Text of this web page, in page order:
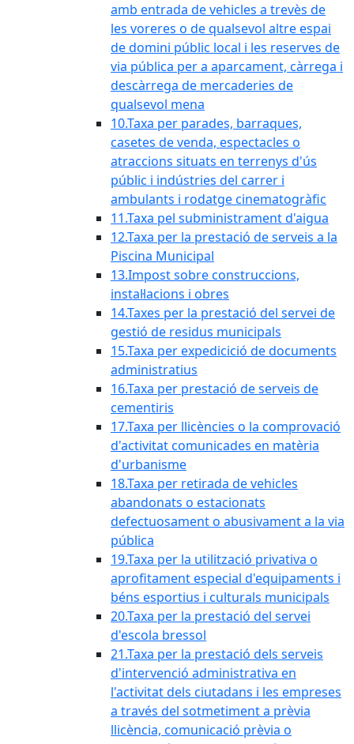
amb entrada de vehicles a trevès de
les voreres o de qualsevol altre espai
de domini públic local i les reserves de
via pública per a aparcament, càrrega i
descàrrega de mercaderies de
qualsevol mena
10.Taxa per parades, barraques,
casetes de venda, espectacles o
atraccions situats en terrenys d'ús
públic i indústries del carrer i
ambulants i rodatge cinematogràfic
11.Taxa pel subministrament d'aigua
12.Taxa per la prestació de serveis a la
Piscina Municipal
13.Impost sobre construccions,
instal·lacions i obres
14.Taxes per la prestació del servei de
gestió de residus municipals
15.Taxa per expedicició de documents
administratius
16.Taxa per prestació de serveis de
cementiris
17.Taxa per llicències o la comprovació
d'activitat comunicades en matèria
d'urbanisme
18.Taxa per retirada de vehicles
abandonats o estacionats
defectuosament o abusivament a la via
pública
19.Taxa per la utilització privativa o
aprofitament especial d'equipaments i
béns esportius i culturals municipals
20.Taxa per la prestació del servei
d'escola bressol
21.Taxa per la prestació dels serveis
d'intervenció administrativa en
l'activitat dels ciutadans i les empreses
a través del sotmetiment a prèvia
llicència, comunicació prèvia o